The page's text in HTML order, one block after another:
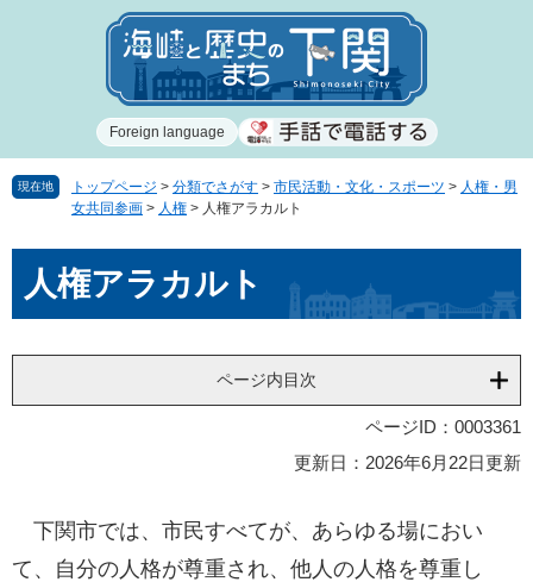
で
ば
Foreign language
現在地 トップページ > 分類でさがす > 市民活動・文化・スポーツ > 人権・男
女共同参画 > 人権 > 人権アラカルト
人権アラカルト
ページ内目次
ページID：0003361
更新日：2026年6月22日更新
下関市では、市民すべてが、あらゆる場におい
て、自分の人格が尊重され、他人の人格を尊重し